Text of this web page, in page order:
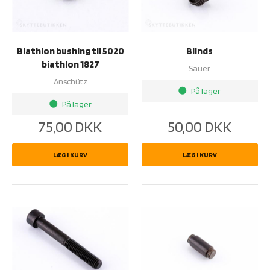
Biathlon bushing til 5020
biathlon 1827
Anschütz
brightness_1 På lager
75,00 DKK
LÆG I KURV
Blinds
Sauer
brightness_1 På lager
50,00 DKK
LÆG I KURV